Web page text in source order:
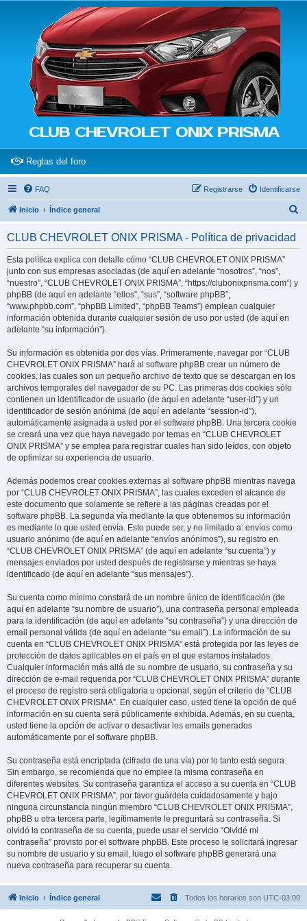
CLUB CHEVROLET ONIX PRISMA
Reglas del foro(Opens a new tab)
FAQ Identificarse
Registrarse
Inicio Índice general
CLUB CHEVROLET ONIX PRISMA - Política de privacidad
Esta política explica con detalle cómo “CLUB CHEVROLET ONIX PRISMA”
junto con sus empresas asociadas (de aquí en adelante “nosotros”, “nos”,
“nuestro”, “CLUB CHEVROLET ONIX PRISMA”, “https://clubonixprisma.com”) y
phpBB (de aquí en adelante “ellos”, “sus”, “software phpBB”,
“www.phpbb.com”, “phpBB Limited”, “phpBB Teams”) emplean cualquier
información obtenida durante cualquier sesión de uso por usted (de aquí en
adelante “su información”).
Su información es obtenida por dos vías. Primeramente, navegar por “CLUB
CHEVROLET ONIX PRISMA” hará al software phpBB crear un número de
cookies, las cuales son un pequeño archivo de texto que se descargan en los
archivos temporales del navegador de su PC. Las primeras dos cookies sólo
contienen un identificador de usuario (de aquí en adelante “user-id”) y un
identificador de sesión anónima (de aquí en adelante “session-id”),
automáticamente asignada a usted por el software phpBB. Una tercera cookie
se creará una vez que haya navegado por temas en “CLUB CHEVROLET
ONIX PRISMA” y se emplea para registrar cuales han sido leídos, con objeto
de optimizar su experiencia de usuario.
Además podemos crear cookies externas al software phpBB mientras navega
por “CLUB CHEVROLET ONIX PRISMA”, las cuales exceden el alcance de
este documento que solamente se refiere a las páginas creadas por el
software phpBB. La segunda vía mediante la que obtenemos su información
es mediante lo que usted envía. Esto puede ser, y no limitado a: envíos como
usuario anónimo (de aquí en adelante “envíos anónimos”), su registro en
“CLUB CHEVROLET ONIX PRISMA” (de aquí en adelante “su cuenta”) y
mensajes enviados por usted después de registrarse y mientras se haya
identificado (de aquí en adelante “sus mensajes”).
Su cuenta como mínimo constará de un nombre único de identificación (de
aquí en adelante “su nombre de usuario”), una contraseña personal empleada
para la identificación (de aquí en adelante “su contraseña”) y una dirección de
email personal válida (de aquí en adelante “su email”). La información de su
cuenta en “CLUB CHEVROLET ONIX PRISMA” está protegida por las leyes de
protección de datos aplicables en el país en el que estamos instalados.
Cualquier información más allá de su nombre de usuario, su contraseña y su
dirección de e-mail requerida por “CLUB CHEVROLET ONIX PRISMA” durante
el proceso de registro será obligatoria u opcional, según el criterio de “CLUB
CHEVROLET ONIX PRISMA”. En cualquier caso, usted tiene la opción de qué
información en su cuenta será públicamente exhibida. Además, en su cuenta,
usted tiene la opción de activar o desactivar los emails generados
automáticamente por el software phpBB.
Su contraseña está encriptada (cifrado de una vía) por lo tanto está segura.
Sin embargo, se recomienda que no emplee la misma contraseña en
diferentes websites. Su contraseña garantiza el acceso a su cuenta en “CLUB
CHEVROLET ONIX PRISMA”, por favor guárdela cuidadosamente y bajo
ninguna circunstancia ningún miembro “CLUB CHEVROLET ONIX PRISMA”,
phpBB u otra tercera parte, legítimamente le preguntará su contraseña. Si
olvidó la contraseña de su cuenta, puede usar el servicio “Olvidé mi
contraseña” provisto por el software phpBB. Este proceso le solicitará ingresar
su nombre de usuario y su email, luego el software phpBB generará una
nueva contraseña para recuperar su cuenta.
Inicio Índice general Todos los horarios son UTC-03:00